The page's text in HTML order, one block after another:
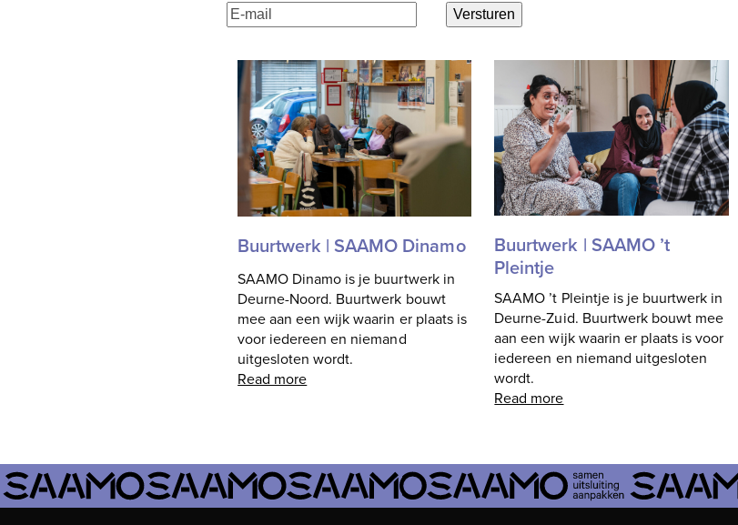
E-
mailadres(Vereist)
Versturen
Buurtwerk | SAAMO Dinamo
SAAMO Dinamo is je buurtwerk in
Deurne-Noord. Buurtwerk bouwt
mee aan een wijk waarin er plaats is
voor iedereen en niemand
uitgesloten wordt.
Read more
Buurtwerk | SAAMO ’t
Pleintje
SAAMO ’t Pleintje is je buurtwerk in
Deurne-Zuid. Buurtwerk bouwt mee
aan een wijk waarin er plaats is voor
iedereen en niemand uitgesloten
wordt.
Read more